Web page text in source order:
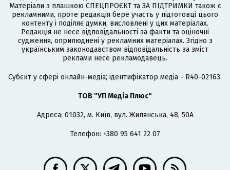
Матеріали з плашкою СПЕЦПРОЄКТ та ЗА ПІДТРИМКИ також є
рекламними, проте редакція бере участь у підготовці цього
контенту і поділяє думки, висловлені у цих матеріалах.
Редакція не несе відповідальності за факти та оціночні
судження, оприлюднені у рекламних матеріалах. Згідно з
українським законодавством відповідальність за зміст
реклами несе рекламодавець.
Cубєкт у сфері онлайн-медіа; ідентифікатор медіа - R40-02163.
ТОВ "УП Медіа Плюс"
Адреса: 01032, м. Київ, вул. Жилянська, 48, 50А
Телефон: +380 95 641 22 07